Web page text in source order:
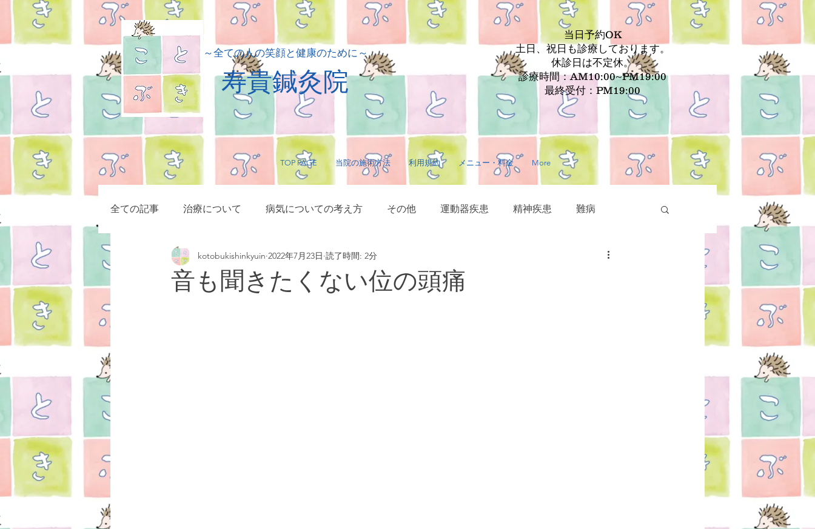
​～全ての人の笑顔と健康のために～
​寿貴鍼灸院
当日予約OK
土日、祝日も診療しております。
休診日は不定休。
診療時間：AM10:00~PM19:00
最終受付：PM19:00
TOP PAGE 当院の施術方法 利用規約 メニュー・料金 More
全ての記事 治療について 病気についての考え方 その他 運動器疾患 精神疾患 難病
小児疾患 症例集 マッサージ・指圧 毛髪に関する疾患 皮膚疾患
音も聞きたくない位の頭痛
kotobukishinkyuin 2022年7月23日 読了時間: 2分